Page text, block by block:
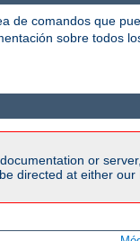
de comandos que
sobre todos
or
directed at either